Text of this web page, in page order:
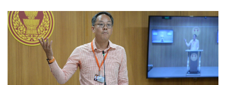
สภาฯ’ ไม่เป็นกลาง-อยู่ฝ่ายรัฐบาล